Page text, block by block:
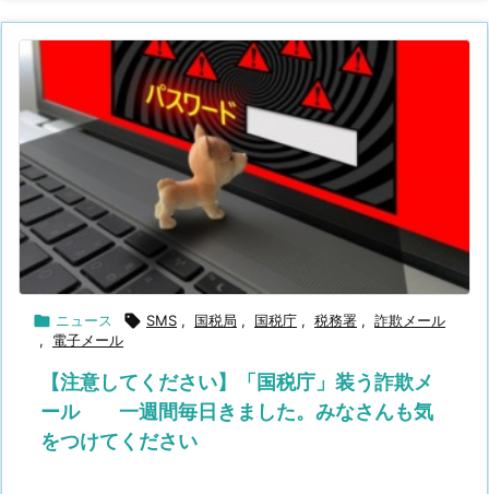
 ニュース  SMS , 国税局 , 国税庁 , 税務署 , 詐欺メール
,
電子メール
【注意してください】「国税庁」装う詐欺メ
ール 一週間毎日きました。みなさんも気
をつけてください